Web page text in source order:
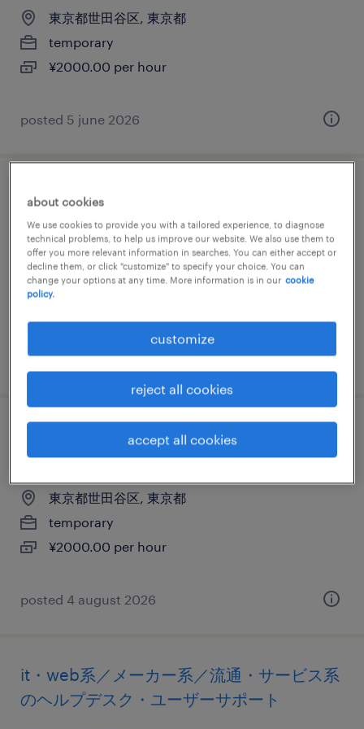
東京都世田谷区, 東京都
temporary
¥2000.00 per hour
posted 5 june 2026
it・web系／メーカー系／流通・サービス系
の運用管理・保守
東京都世田谷区, 東京都
temporary
posted 29 june 2026
it・web系／メーカー系／流通・サービス系
のヘルプデスク・ユーザーサポート
東京都世田谷区, 東京都
temporary
¥2000.00 per hour
posted 4 august 2026
it・web系／メーカー系／流通・サービス系
のヘルプデスク・ユーザーサポート
about cookies
We use cookies to provide you with a tailored experience, to diagnose
technical problems, to help us improve our website. We also use them to
offer you more relevant information in searches. You can either accept or
decline them, or click "customize" to specify your choice. You can
change your options at any time. More information is in our cookie
policy.
customize
reject all cookies
accept all cookies